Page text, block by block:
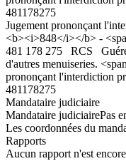
481178275
Jugement prononçant
<b><i>848</i></b> -
481 178 275 RCS
d'autres menuiseries.
prononçant l'interdiction
481178275
Mandataire judiciaire
Mandataire judiciairePas
Les coordonnées du
Rapports
Aucun rapport n'est